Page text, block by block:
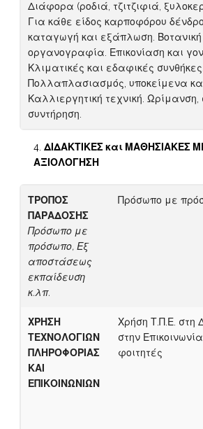
Διάφορα (ροδιά, τζιτζιφιά,
Για κάθε είδος καρποφόρου
καταγωγή και εξάπλωση. Βοτανική
οργανογραφία. Επικονίαση και
Κλιματικές και εδαφικές συνθήκες.
Πολλαπλασιασμός, υποκείμενα και
Καλλιεργητική τεχνική. Ωρίμανση,
συντήρηση.
ΔΙΔΑΚΤΙΚΕΣ και ΜΑΘΗΣΙΑΚΕΣ
ΑΞΙΟΛΟΓΗΣΗ
ΤΡΟΠΟΣ
ΠΑΡΑΔΟΣΗΣ
Πρόσωπο με
πρόσωπο, Εξ
αποστάσεως
εκπαίδευση
κ.λπ.
Πρόσωπο με
ΧΡΗΣΗ
ΤΕΧΝΟΛΟΓΙΩΝ
ΠΛΗΡΟΦΟΡΙΑΣ
ΚΑΙ
ΕΠΙΚΟΙΝΩΝΙΩΝ
Χρήση Τ.Π.Ε. στη
στην
φοιτητές